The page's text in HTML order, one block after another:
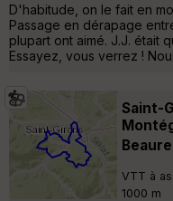
D'habitude, on le fait en
Passage en dérapage
plupart ont aimé. J.J. était
Essayez, vous verrez !
Saint-
VTT à
1000 m